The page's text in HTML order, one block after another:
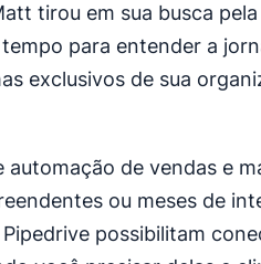
tirou em sua busca
para entender a
exclusivos de sua
automação de vendas e
ou meses de
possibilitam